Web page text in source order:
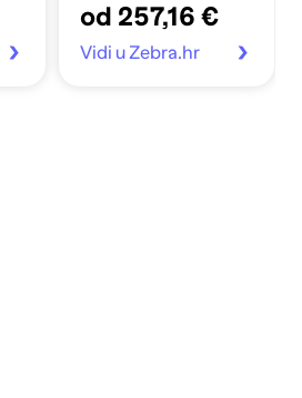
od 257,16 €
Vidi u Zebra.hr